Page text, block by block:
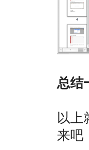
总结
以上
来吧